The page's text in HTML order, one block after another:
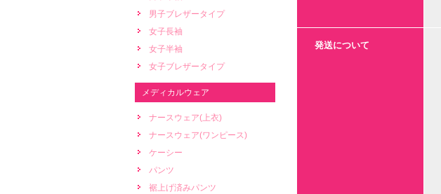
発送について
男子ブレザータイプ
女子長袖
女子半袖
女子ブレザータイプ
メディカルウェア
ナースウェア(上衣)
ナースウェア(ワンピース)
ケーシー
パンツ
裾上げ済みパンツ